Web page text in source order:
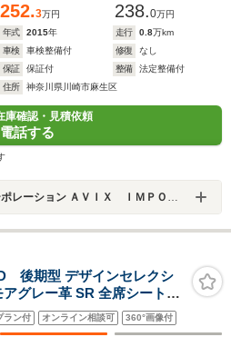
252.3万円 238.0万円
年式
2015年 走行 0.8万km
車検
車検整備付 修復
なし
保証
保証付 整備
法定整備付
住所
神奈川県川崎市麻生区
庫確認・見積依頼
電話する
ョン ＡＶＩＸ ＩＭＰＯＲＴ 多摩若葉台店
後期型 デザインセレクシ
グレー革 SR 全席シートH
ナビ 地デジ 360°カメラ
煙
ラン付 オンライン相談可 360°画像付